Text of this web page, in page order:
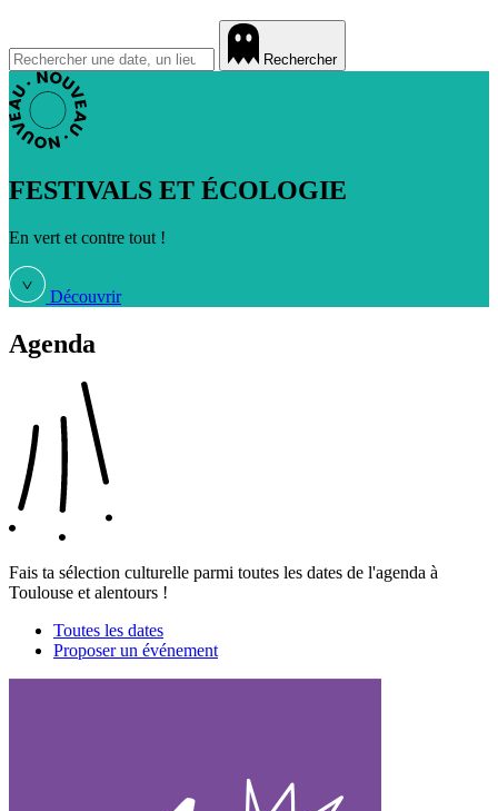
Rechercher
FESTIVALS ET ÉCOLOGIE
En vert et contre tout !
Découvrir
Agenda
Fais ta sélection culturelle parmi toutes les dates de l'agenda à
Toulouse et alentours !
Toutes les dates
Proposer un événement